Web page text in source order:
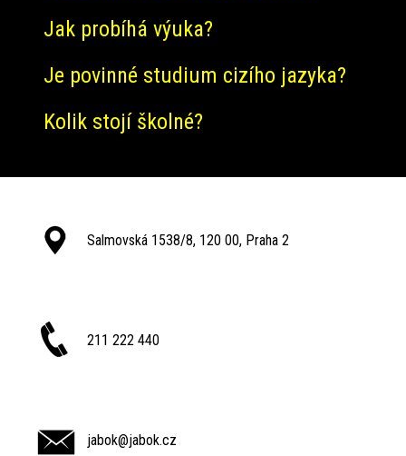
Jak probíhá výuka?
Je povinné studium cizího jazyka?
Kolik stojí školné?
Salmovská 1538/8, 120 00, Praha 2
211 222 440
jabok@jabok.cz